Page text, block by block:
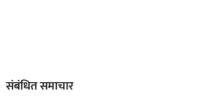
संबंधित समाचार